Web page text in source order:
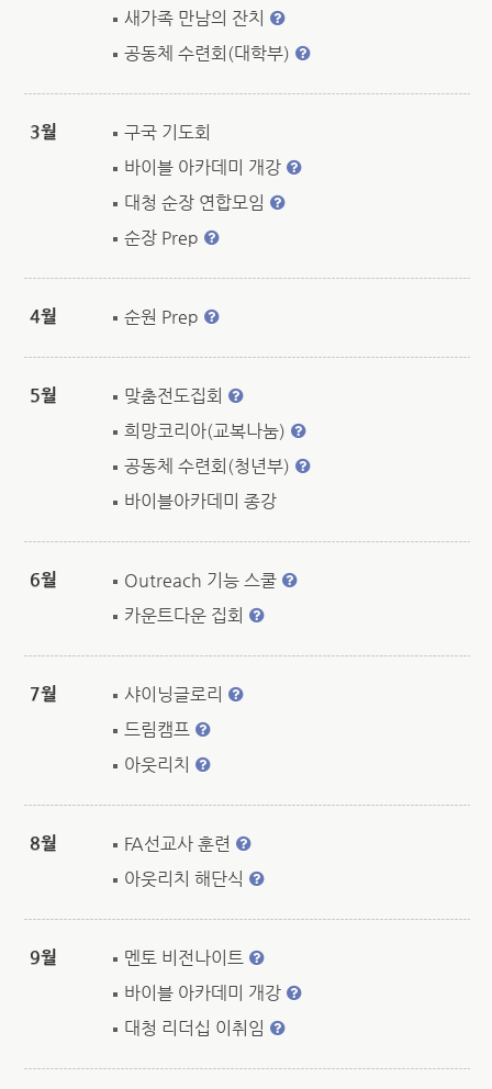
새가족 만남의 잔치
공동체 수련회(대학부)
3월
구국 기도회
바이블 아카데미 개강
대청 순장 연합모임
순장 Prep
4월 순원 Prep
5월
맞춤전도집회
희망코리아(교복나눔)
공동체 수련회(청년부)
바이블아카데미 종강
6월
Outreach 기능 스쿨
카운트다운 집회
7월
샤이닝글로리
드림캠프
아웃리치
8월
FA선교사 훈련
아웃리치 해단식
9월
멘토 비전나이트
바이블 아카데미 개강
대청 리더십 이취임